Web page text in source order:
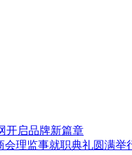
开启品牌新篇章
会理监事就职典礼圆满举